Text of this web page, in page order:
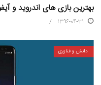
بهترین بازی های اندروید و
1396-04-31
دانش و فناوری